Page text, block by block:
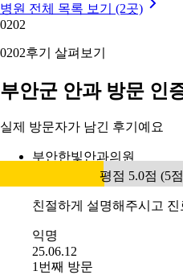
병원 전체 목록 보기 (2곳)
0202
0202후기 살펴보기
부안군 안과 방문 인
실제 방문자가 남긴 후기예요
부안한빛안과의원
평점 5.0점 (5
친절하게 설명해주시고
익명
25.06.12
1번째 방문